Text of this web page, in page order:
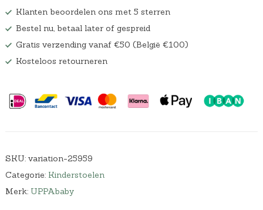
Klanten beoordelen ons met 5 sterren
Bestel nu, betaal later of gespreid
Gratis verzending vanaf €50 (België €100)
Kosteloos retourneren
SKU: variation-25959
Categorie: Kinderstoelen
Merk: UPPAbaby